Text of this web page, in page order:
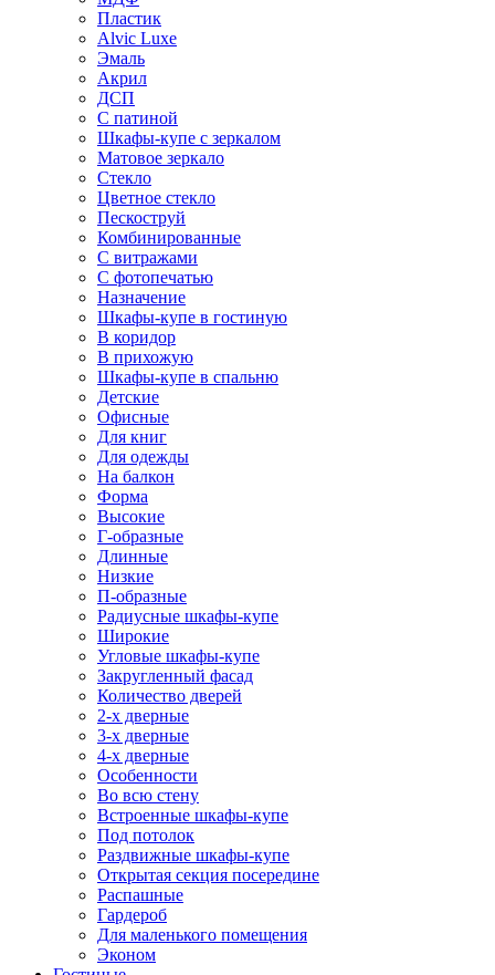
Пластик
Alvic Luxe
Эмаль
Акрил
ДСП
С патиной
Шкафы-купе с зеркалом
Матовое зеркало
Стекло
Цветное стекло
Пескоструй
Комбинированные
С витражами
С фотопечатью
Назначение
Шкафы-купе в гостиную
В коридор
В прихожую
Шкафы-купе в спальню
Детские
Офисные
Для книг
Для одежды
На балкон
Форма
Высокие
Г-образные
Длинные
Низкие
П-образные
Радиусные шкафы-купе
Широкие
Угловые шкафы-купе
Закругленный фасад
Количество дверей
2-х дверные
3-х дверные
4-х дверные
Особенности
Во всю стену
Встроенные шкафы-купе
Под потолок
Раздвижные шкафы-купе
Открытая секция посередине
Распашные
Гардероб
Для маленького помещения
Эконом